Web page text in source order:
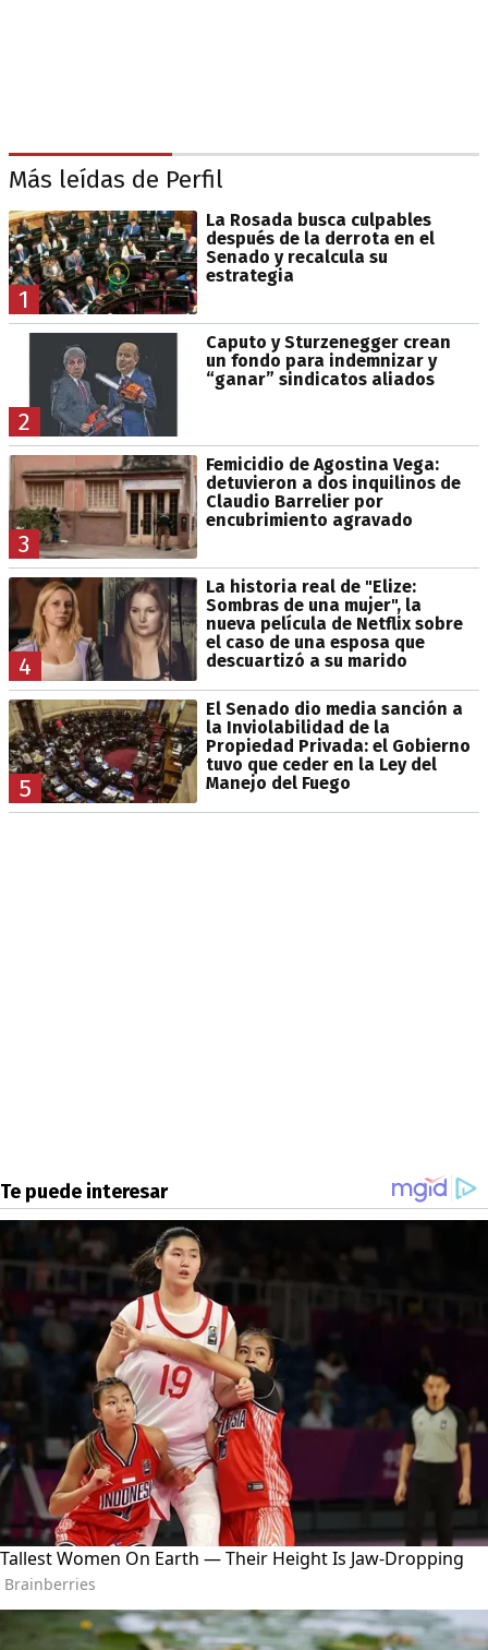
Más leídas de Perfil
1
La Rosada busca culpables
después de la derrota en el
Senado y recalcula su
estrategia
2
Caputo y Sturzenegger crean
un fondo para indemnizar y
“ganar” sindicatos aliados
3
Femicidio de Agostina Vega:
detuvieron a dos inquilinos de
Claudio Barrelier por
encubrimiento agravado
4
La historia real de "Elize:
Sombras de una mujer", la
nueva película de Netflix sobre
el caso de una esposa que
descuartizó a su marido
5
El Senado dio media sanción a
la Inviolabilidad de la
Propiedad Privada: el Gobierno
tuvo que ceder en la Ley del
Manejo del Fuego